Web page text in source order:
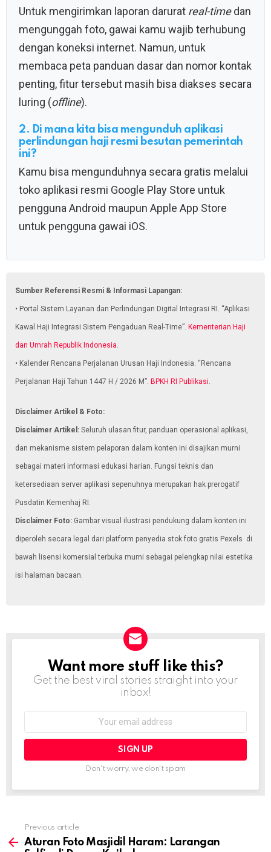
Untuk mengirimkan laporan darurat real-timedan
mengunggah foto, gawai kamu wajib terhubung
dengan koneksi internet. Namun, untuk
membaca peta panduan dasar dan nomor kontak
penting, fitur tersebut masih bisa diakses secara
luring (offline).
2. Di mana kita bisa mengunduh aplikasi
perlindungan haji resmi besutan pemerintah
ini?
Kamu bisa mengunduhnya secara gratis melalui
toko aplikasi resmi Google Play Store untuk
pengguna Android maupun Apple App Store
untuk pengguna gawai iOS.
Sumber Referensi Resmi & Informasi Lapangan:
• Portal Sistem Layanan dan Perlindungan Digital Integrasi RI. “Aplikasi
Kawal Haji Integrasi Sistem Pengaduan Real-Time”. Kementerian Haji
dan Umrah Republik Indonesia.
• Kalender Rencana Perjalanan Urusan Haji Indonesia. “Rencana
Perjalanan Haji Tahun 1447 H / 2026 M”. BPKH RI Publikasi.
Disclaimer Artikel & Foto:
Disclaimer Artikel: Seluruh ulasan fitur, panduan operasional aplikasi,
dan mekanisme sistem pelaporan dalam konten ini disajikan murni
sebagai materi informasi edukasi harian. Fungsi teknis dan
ketersediaan server aplikasi sepenuhnya merupakan hak prerogatif
Pusdatin Kemenhaj RI.
Disclaimer Foto: Gambar visual ilustrasi pendukung dalam konten ini
diperoleh secara legal dari platform penyedia stok foto gratis Pexels di
bawah lisensi komersial terbuka murni sebagai pelengkap nilai estetika
isi halaman bacaan.
NEWSLETTER
Want more stuff like this?
Get the best viral stories straight into your
inbox!
Don't worry, we don't spam
more
Previous article
Aturan Foto Masjidil Haram: Larangan